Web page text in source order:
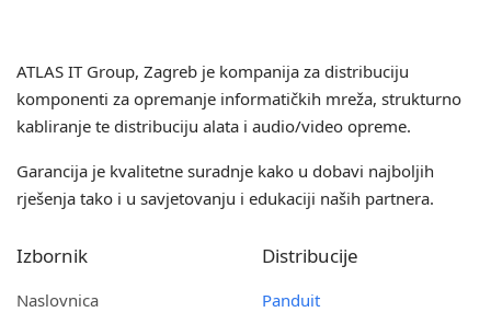
ATLAS IT Group, Zagreb je kompanija za distribuciju
komponenti za opremanje informatičkih mreža, strukturno
kabliranje te distribuciju alata i audio/video opreme.
Garancija je kvalitetne suradnje kako u dobavi najboljih
rješenja tako i u savjetovanju i edukaciji naših partnera.
Izbornik
Naslovnica
Distribucije
Panduit